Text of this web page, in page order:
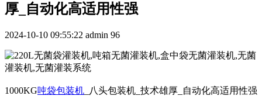
厚_自动化高适用性强
2024-10-10 09:55:22 admin 96
1000KG吨袋包装机 _八头包装机_技术雄厚_自动化高适用性强